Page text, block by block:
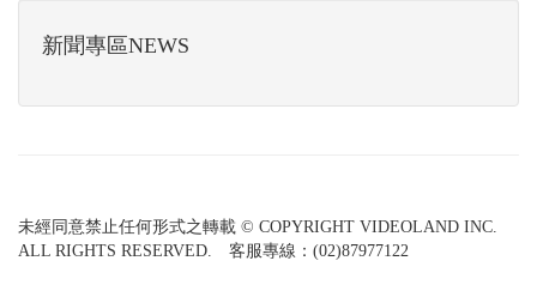
新聞專區NEWS
未經同意禁止任何形式之轉載 © COPYRIGHT VIDEOLAND INC.
ALL RIGHTS RESERVED. 客服專線：(02)87977122